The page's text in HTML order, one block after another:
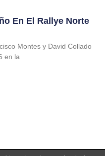
En El Rallye Norte
Montes y David Collado
en la